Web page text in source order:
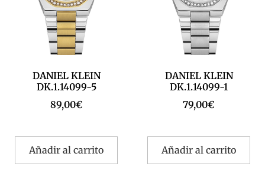
DANIEL KLEIN
DK.1.14099-5
89,00€
Añadir al carrito
DANIEL KLEIN
DK.1.14099-1
79,00€
Añadir al carrito